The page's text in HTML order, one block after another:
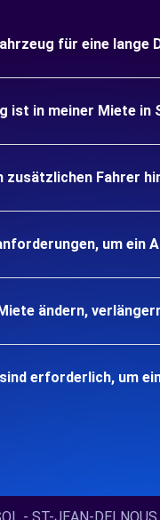
für eine lange
ist in meiner Miete in
zusätzlichen Fahrer
um ein
ändern,
erforderlich, um